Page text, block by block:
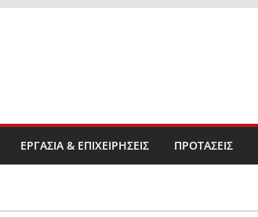
ΕΡΓΑΣΙΑ & ΕΠΙΧΕΙΡΗΣΕΙΣ ΠΡΟΤΑΣΕΙΣ